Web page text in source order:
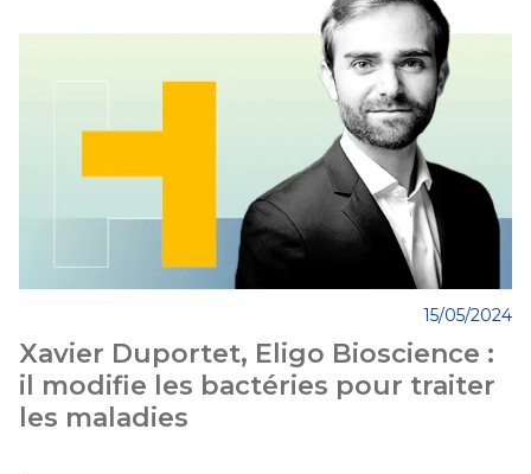
Xavier Duportet, Eligo Bioscience :
il modifie les bactéries pour traiter
les maladies
15/05/2024